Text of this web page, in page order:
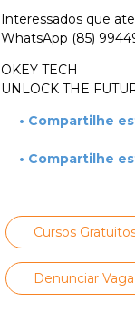
Interessados que
WhatsApp (85)
OKEY TECH
UNLOCK THE
• Compartilhe
• Compartilhe
Cursos
Denunciar Vaga